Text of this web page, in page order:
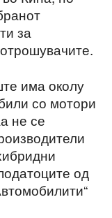
за
има околу
со мотори
не се
од